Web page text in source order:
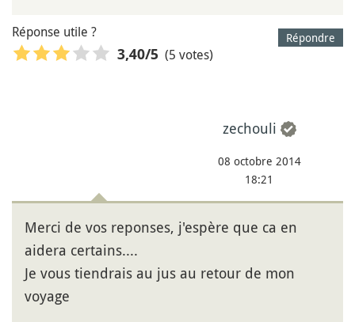
Répondre
Réponse utile ?
3,40/5 (5 votes)
zechouli
08 octobre 2014
18:21
Merci de vos reponses, j'espère que ca en
aidera certains....
Je vous tiendrais au jus au retour de mon
voyage